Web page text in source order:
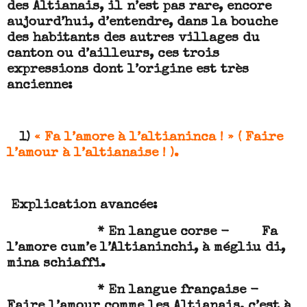
des Altianais, il n’est pas rare, encore
aujourd’hui, d’entendre, dans la bouche
des habitants des autres villages du
canton ou d’ailleurs, ces trois
expressions dont l’origine est très
ancienne:
1) « Fa l’amore à l’altianinca ! » ( Faire
l’amour à l’altianaise ! ).
Explication avancée:
* En langue corse - Fa
l’amore cum’e l’Altianinchi, à mégliu di,
mina schiaffi.
* En langue française -